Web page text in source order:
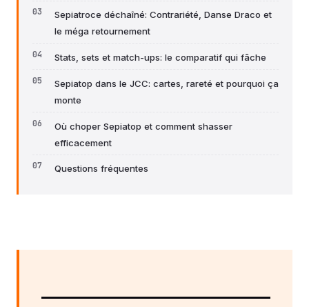
Sepiatroce déchaîné: Contrariété, Danse Draco et
le méga retournement
Stats, sets et match-ups: le comparatif qui fâche
Sepiatop dans le JCC: cartes, rareté et pourquoi ça
monte
Où choper Sepiatop et comment shasser
efficacement
Questions fréquentes